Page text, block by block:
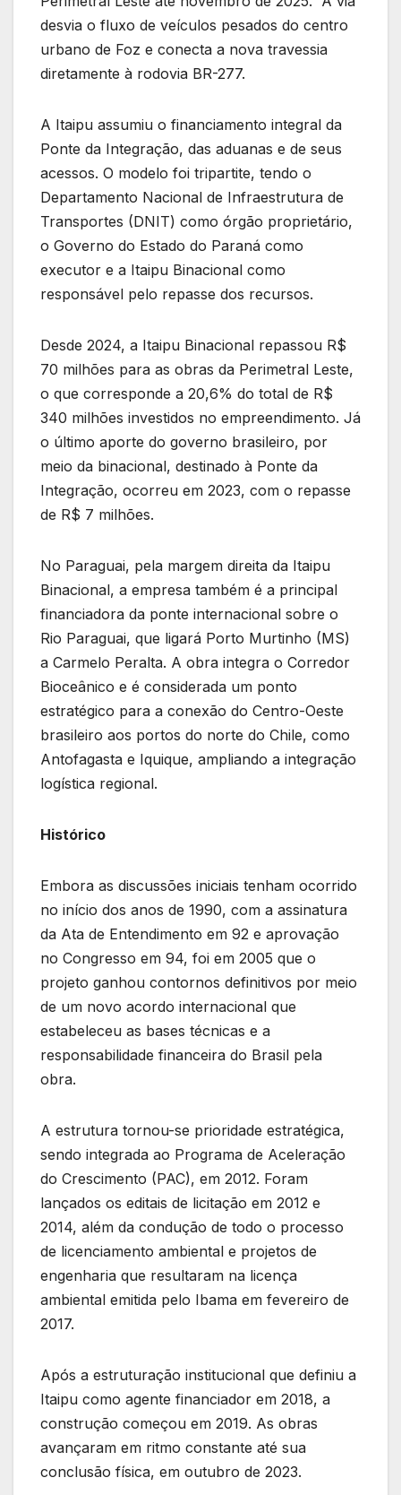
desvia o fluxo de veículos pesados do centro
urbano de Foz e conecta a nova travessia
diretamente à rodovia BR-277.
A Itaipu assumiu o financiamento integral da
Ponte da Integração, das aduanas e de seus
acessos. O modelo foi tripartite, tendo o
Departamento Nacional de Infraestrutura de
Transportes (DNIT) como órgão proprietário,
o Governo do Estado do Paraná como
executor e a Itaipu Binacional como
responsável pelo repasse dos recursos.
Desde 2024, a Itaipu Binacional repassou R$
70 milhões para as obras da Perimetral Leste,
o que corresponde a 20,6% do total de R$
340 milhões investidos no empreendimento. Já
o último aporte do governo brasileiro, por
meio da binacional, destinado à Ponte da
Integração, ocorreu em 2023, com o repasse
de R$ 7 milhões.
No Paraguai, pela margem direita da Itaipu
Binacional, a empresa também é a principal
financiadora da ponte internacional sobre o
Rio Paraguai, que ligará Porto Murtinho (MS)
a Carmelo Peralta. A obra integra o Corredor
Bioceânico e é considerada um ponto
estratégico para a conexão do Centro-Oeste
brasileiro aos portos do norte do Chile, como
Antofagasta e Iquique, ampliando a integração
logística regional.
Histórico
Embora as discussões iniciais tenham ocorrido
no início dos anos de 1990, com a assinatura
da Ata de Entendimento em 92 e aprovação
no Congresso em 94, foi em 2005 que o
projeto ganhou contornos definitivos por meio
de um novo acordo internacional que
estabeleceu as bases técnicas e a
responsabilidade financeira do Brasil pela
obra.
A estrutura tornou-se prioridade estratégica,
sendo integrada ao Programa de Aceleração
do Crescimento (PAC), em 2012. Foram
lançados os editais de licitação em 2012 e
2014, além da condução de todo o processo
de licenciamento ambiental e projetos de
engenharia que resultaram na licença
ambiental emitida pelo Ibama em fevereiro de
2017.
Após a estruturação institucional que definiu a
Itaipu como agente financiador em 2018, a
construção começou em 2019. As obras
avançaram em ritmo constante até sua
conclusão física, em outubro de 2023.